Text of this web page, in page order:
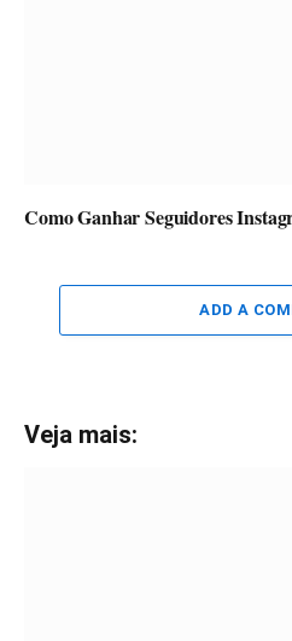
Como Ganhar Seguidores
ADD A
Veja mais: